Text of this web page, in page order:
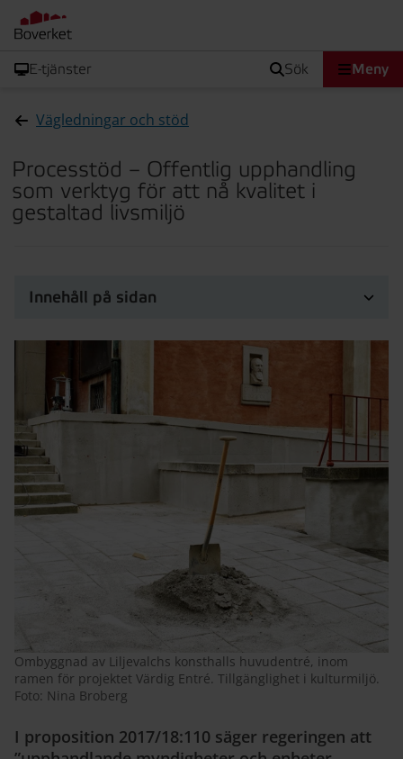
E-tjänster sök Meny
Vägledningar och stöd
Processtöd – Offentlig upphandling
som verktyg för att nå kvalitet i
gestaltad livsmiljö
Innehåll på sidan
Ombyggnad av Liljevalchs konsthalls huvudentré, inom
ramen för projektet Värdig Entré. Tillgänglighet i kulturmiljö.
Foto: Nina Broberg
I proposition 2017/18:110 säger regeringen att